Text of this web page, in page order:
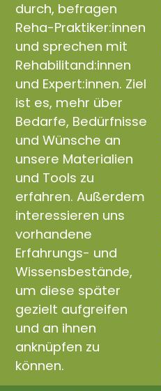
durch, befragen
Reha-Praktiker:innen
und sprechen mit
Rehabilitand:innen
und Expert:innen. Ziel
ist es, mehr über
Bedarfe, Bedürfnisse
und Wünsche an
unsere Materialien
und Tools zu
erfahren. Außerdem
interessieren uns
vorhandene
Erfahrungs- und
Wissensbestände,
um diese später
gezielt aufgreifen
und an ihnen
anknüpfen zu
können.